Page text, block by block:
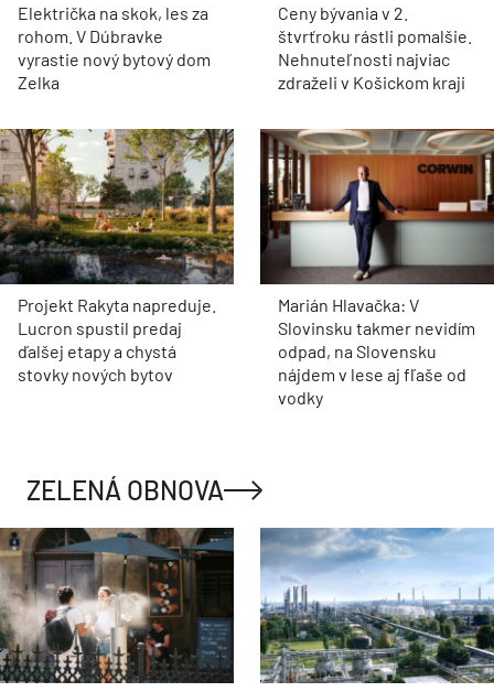
Električka na skok, les za
rohom. V Dúbravke
vyrastie nový bytový dom
Zelka
Ceny bývania v 2.
štvrťroku rástli pomalšie.
Nehnuteľnosti najviac
zdraželi v Košickom kraji
Projekt Rakyta napreduje.
Lucron spustil predaj
ďalšej etapy a chystá
stovky nových bytov
Marián Hlavačka: V
Slovinsku takmer nevidím
odpad, na Slovensku
nájdem v lese aj fľaše od
vodky
ZELENÁ OBNOVA